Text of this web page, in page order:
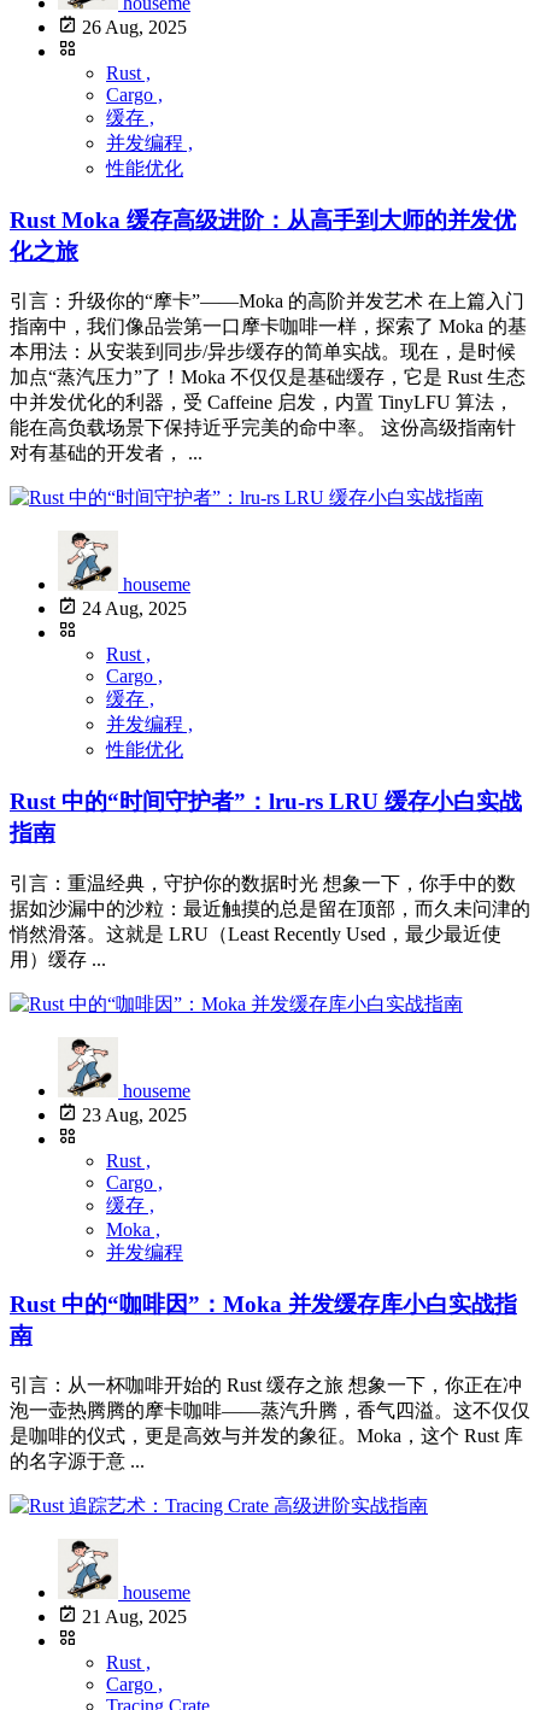
26 Aug, 2025
Rust ,
Cargo ,
缓存 ,
并发编程 ,
性能优化
Rust Moka 缓存高级进阶：从高手到大师的并发优
化之旅
引言：升级你的“摩卡”——Moka 的高阶并发艺术 在上篇入门
指南中，我们像品尝第一口摩卡咖啡一样，探索了 Moka 的基
本用法：从安装到同步/异步缓存的简单实战。现在，是时候
加点“蒸汽压力”了！Moka 不仅仅是基础缓存，它是 Rust 生态
中并发优化的利器，受 Caffeine 启发，内置 TinyLFU 算法，
能在高负载场景下保持近乎完美的命中率。 这份高级指南针
对有基础的开发者， ...
houseme
24 Aug, 2025
Rust ,
Cargo ,
缓存 ,
并发编程 ,
性能优化
Rust 中的“时间守护者”：lru-rs LRU 缓存小白实战
指南
引言：重温经典，守护你的数据时光 想象一下，你手中的数
据如沙漏中的沙粒：最近触摸的总是留在顶部，而久未问津的
悄然滑落。这就是 LRU（Least Recently Used，最少最近使
用）缓存 ...
houseme
23 Aug, 2025
Rust ,
Cargo ,
缓存 ,
Moka ,
并发编程
Rust 中的“咖啡因”：Moka 并发缓存库小白实战指
南
引言：从一杯咖啡开始的 Rust 缓存之旅 想象一下，你正在冲
泡一壶热腾腾的摩卡咖啡——蒸汽升腾，香气四溢。这不仅仅
是咖啡的仪式，更是高效与并发的象征。Moka，这个 Rust 库
的名字源于意 ...
houseme
21 Aug, 2025
Rust ,
Cargo ,